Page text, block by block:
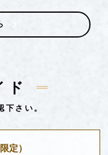
ド
下さい。
定）